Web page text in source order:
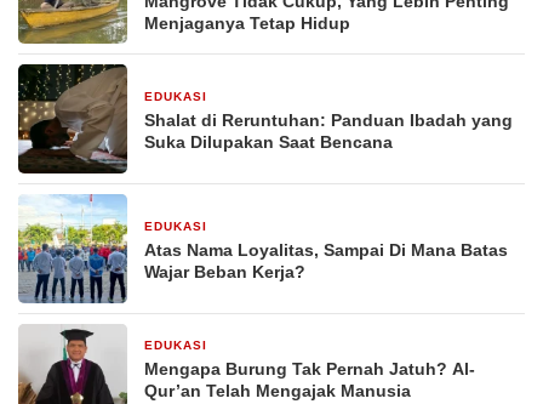
Menjaganya Tetap Hidup
EDUKASI
Shalat di Reruntuhan: Panduan Ibadah yang
Suka Dilupakan Saat Bencana
EDUKASI
Atas Nama Loyalitas, Sampai Di Mana Batas
Wajar Beban Kerja?
EDUKASI
Mengapa Burung Tak Pernah Jatuh? Al-
Qur’an Telah Mengajak Manusia